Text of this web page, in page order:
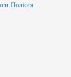
Полісся